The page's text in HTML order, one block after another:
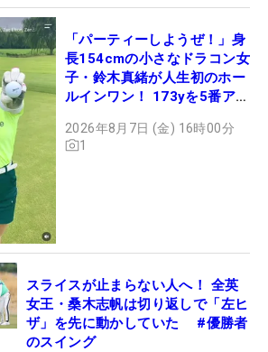
「パーティーしようぜ！」身
長154cmの小さなドラコン女
子・鈴木真緒が人生初のホー
ルインワン！ 173yを5番アイ
2026年8月7日 (金) 16時00分
1
スライスが止まらない人へ！ 全英
女王・桑木志帆は切り返しで「左ヒ
ザ」を先に動かしていた #優勝者
のスイング